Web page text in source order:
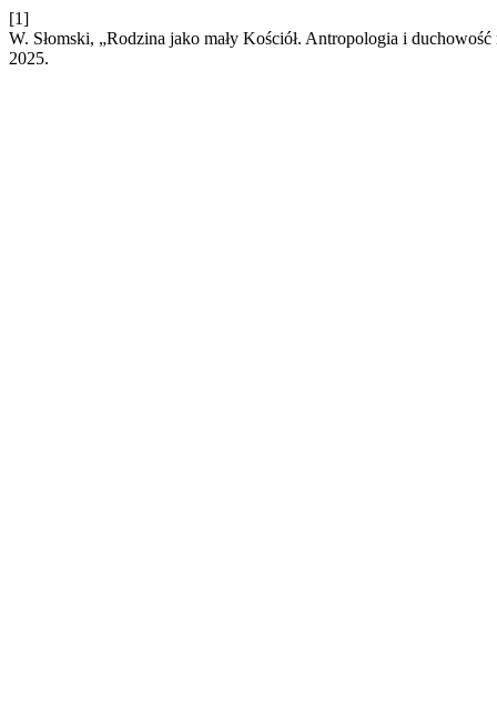
[1]
W. Słomski, „Rodzina jako mały Kościół. Antropologia i
2025.